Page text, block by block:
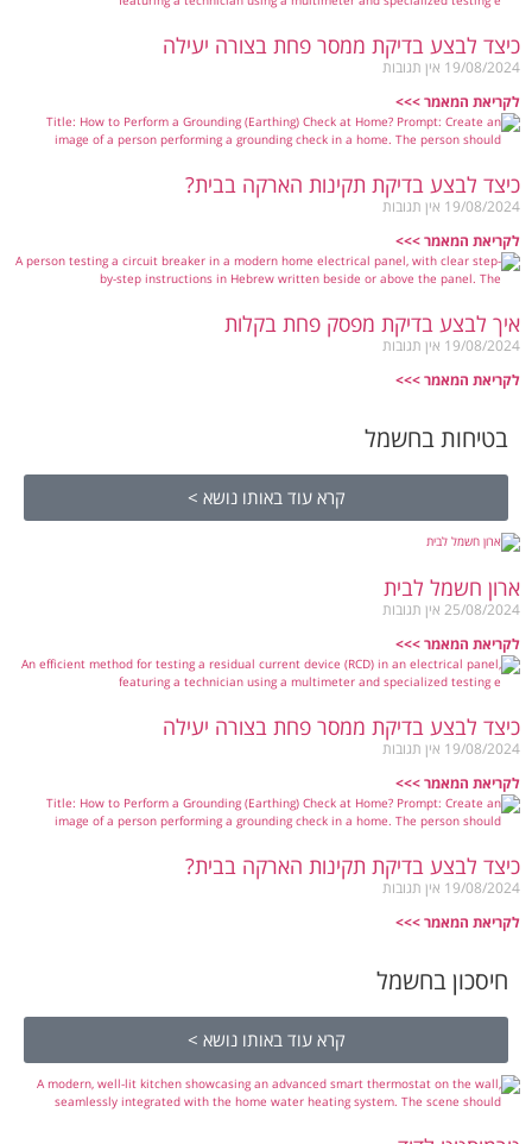
כיצד לבצע בדיקת ממסר פחת בצורה יעילה
19/08/2024 אין תגובות
לקריאת המאמר >>>
כיצד לבצע בדיקת תקינות הארקה בבית?
19/08/2024 אין תגובות
לקריאת המאמר >>>
איך לבצע בדיקת מפסק פחת בקלות
19/08/2024 אין תגובות
לקריאת המאמר >>>
בטיחות בחשמל
קרא עוד באותו נושא >
ארון חשמל לבית
25/08/2024 אין תגובות
לקריאת המאמר >>>
כיצד לבצע בדיקת ממסר פחת בצורה יעילה
19/08/2024 אין תגובות
לקריאת המאמר >>>
כיצד לבצע בדיקת תקינות הארקה בבית?
19/08/2024 אין תגובות
לקריאת המאמר >>>
חיסכון בחשמל
קרא עוד באותו נושא >